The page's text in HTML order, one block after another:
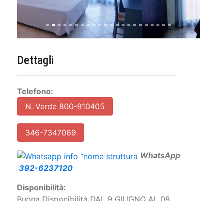
Telefono:
N. Verde 800-910405
346-7347069
392-6237120